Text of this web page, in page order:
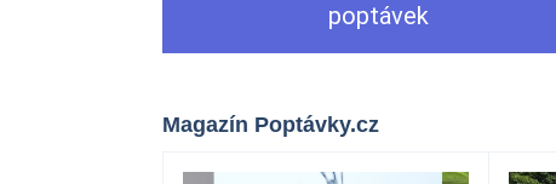
poptávek
Magazín Poptávky.cz